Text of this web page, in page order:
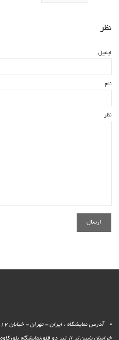
نظر
ایمیل
نام
نظر
خراسان پایین تر از تیر دو قلو،نمایشگاه بلورکاوه